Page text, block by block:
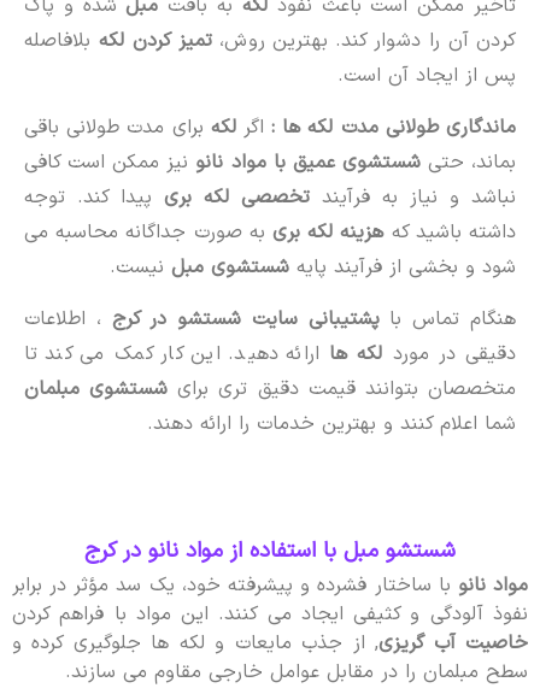
کردن آن را دشوار کند. بهترین روش، تمیز کردن لکهبلافاصله
پس از ایجاد آن است.
ماندگاری طولانی مدت لکه ها : اگر لکه برای مدت طولانی باقی
بماند، حتی شستشوی عمیق با مواد نانو نیز ممکن است کافی
نباشد و نیاز به فرآیند تخصصی لکه بری پیدا کند. توجه
داشته باشید که هزینه لکه بریبه صورت جداگانه محاسبه می
شود و بخشی از فرآیند پایه شستشوی مبل نیست.
هنگام تماس با پشتیبانی سایت شستشو در کرج ، اطلاعات
دقیقی در مورد لکه ها ارائه دهید. این کار کمک می کند تا
متخصصان بتوانند قیمت دقیق تری برای شستشوی مبلمان
شما اعلام کنند و بهترین خدمات را ارائه دهند.
شستشو مبل با استفاده از مواد نانو در کرج
مواد نانو با ساختار فشرده و پیشرفته خود، یک سد مؤثر در برابر
نفوذ آلودگی و کثیفی ایجاد می کنند. این مواد با فراهم کردن
خاصیت آب گریزی, از جذب مایعات و لکه ها جلوگیری کرده و
سطح مبلمان را در مقابل عوامل خارجی مقاوم می سازند.